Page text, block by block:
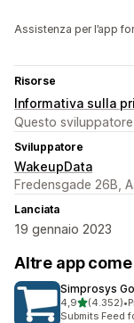
Assistenza per l’app
Risorse
Informativa sulla
Questo
Sviluppatore
WakeupData
Fredensgade 26B,
Lanciata
19 gennaio 2023
Altre app
Simprosys
4,9stelle su 5
(4.352)
4352 •
Submits Feed